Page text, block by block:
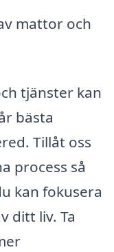
mattor och
tjänster kan
bästa
Tillåt oss
process så
kan fokusera
ditt liv. Ta